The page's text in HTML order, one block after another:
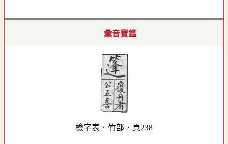
彙音寶鑑
檢字表．竹部．頁238